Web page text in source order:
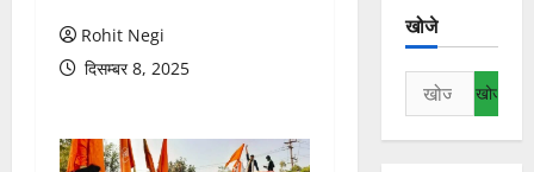
Rohit Negi
दिसम्बर 8, 2025
खोजे
निम्न
को
खोजें: